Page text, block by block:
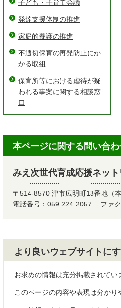
子ども・子育て会議
発達支援体制の推進
家庭的養護の推進
不適切保育の再発防止にか
かる取組
保育所等における虐待が疑
われる事案に関する相談窓
口
本ページに関する問い合わ
みえ次世代育成応援ネッ
〒514-8570 津市広明町13番地（本
電話番号：059-224-2057
ファ
より良いウェブサイトに
お求めの情報は充分掲載されてい
このページの内容や表現は分かり